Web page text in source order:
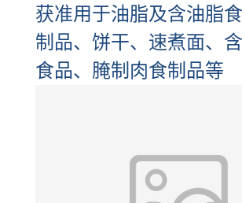
获准用于油脂及含油脂
制品、饼干、速煮面、
食品、腌制肉食制品等